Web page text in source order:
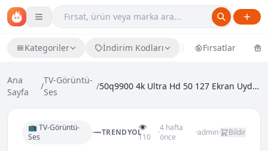
Kategoriler İndirim Kodları Fırsatlar
Ana
Sayfa
/
TV-Görüntü-
Ses
/ 50q9900 4k Ultra Hd 50 127 Ekran Uydu Alicili Smar...
📺 TV-Görüntü-
Ses
TRENDYOL👁
110
·4 hafta
önce
·admin· Bildir